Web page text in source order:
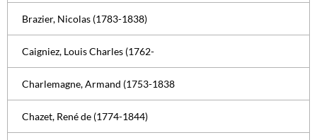
Brazier, Nicolas (1783-1838)
Caigniez, Louis Charles (1762-
Charlemagne, Armand (1753-1838
Chazet, René de (1774-1844)